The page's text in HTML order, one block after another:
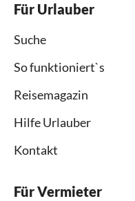
Für Urlauber
Suche
So funktioniert`s
Reisemagazin
Hilfe Urlauber
Kontakt
Für Vermieter